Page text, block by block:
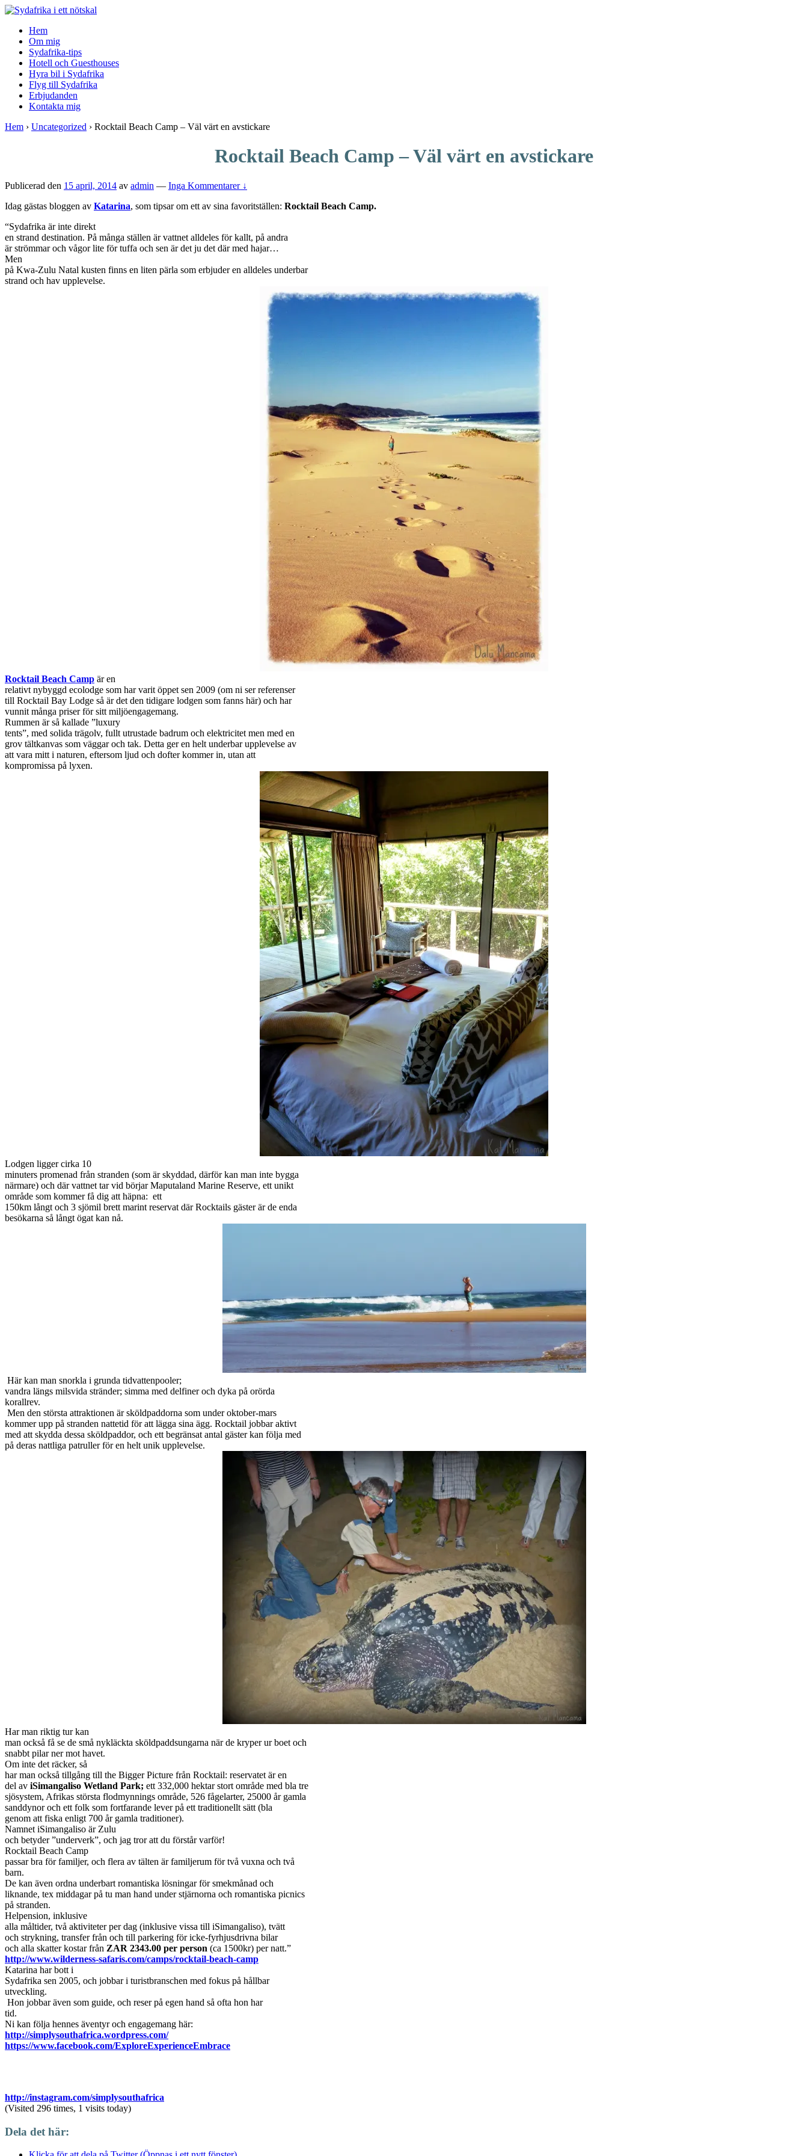
↓
Main
Content
Hem
Om mig
Sydafrika-tips
Hotell och Guesthouses
Hyra bil i Sydafrika
Flyg till Sydafrika
Erbjudanden
Kontakta mig
Hem › Uncategorized › Rocktail Beach Camp – Väl värt en avstickare
Rocktail Beach Camp – Väl värt en avstickare
Publicerad den 15 april, 2014 av admin — Inga Kommentarer ↓
Idag gästas bloggen av Katarina, som tipsar om ett av sina favoritställen: Rocktail Beach Camp.
“Sydafrika är inte direkt
en strand destination. På många ställen är vattnet alldeles för kallt, på andra
är strömmar och vågor lite för tuffa och sen är det ju det där med hajar…
Men
på Kwa-Zulu Natal kusten finns en liten pärla som erbjuder en alldeles underbar
strand och hav upplevelse.
Rocktail Beach Camp är en
relativt nybyggd ecolodge som har varit öppet sen 2009 (om ni ser referenser
till Rocktail Bay Lodge så är det den tidigare lodgen som fanns här) och har
vunnit många priser för sitt miljöengagemang.
Rummen är så kallade ”luxury
tents”, med solida trägolv, fullt utrustade badrum och elektricitet men med en
grov tältkanvas som väggar och tak. Detta ger en helt underbar upplevelse av
att vara mitt i naturen, eftersom ljud och dofter kommer in, utan att
kompromissa på lyxen.
Lodgen ligger cirka 10
minuters promenad från stranden (som är skyddad, därför kan man inte bygga
närmare) och där vattnet tar vid börjar Maputaland Marine Reserve, ett unikt
område som kommer få dig att häpna: ett
150km långt och 3 sjömil brett marint reservat där Rocktails gäster är de enda
besökarna så långt ögat kan nå.
Här kan man snorkla i grunda tidvattenpooler;
vandra längs milsvida stränder; simma med delfiner och dyka på orörda
korallrev.
Men den största attraktionen är sköldpaddorna som under oktober-mars
kommer upp på stranden nattetid för att lägga sina ägg. Rocktail jobbar aktivt
med att skydda dessa sköldpaddor, och ett begränsat antal gäster kan följa med
på deras nattliga patruller för en helt unik upplevelse.
Har man riktig tur kan
man också få se de små nykläckta sköldpaddsungarna när de kryper ur boet och
snabbt pilar ner mot havet.
Om inte det räcker, så
har man också tillgång till the Bigger Picture från Rocktail: reservatet är en
del av iSimangaliso Wetland Park; ett 332,000 hektar stort område med bla tre
sjösystem, Afrikas största flodmynnings område, 526 fågelarter, 25000 år gamla
sanddynor och ett folk som fortfarande lever på ett traditionellt sätt (bla
genom att fiska enligt 700 år gamla traditioner).
Namnet iSimangaliso är Zulu
och betyder ”underverk”, och jag tror att du förstår varför!
Rocktail Beach Camp
passar bra för familjer, och flera av tälten är familjerum för två vuxna och två
barn.
De kan även ordna underbart romantiska lösningar för smekmånad och
liknande, tex middagar på tu man hand under stjärnorna och romantiska picnics
på stranden.
Helpension, inklusive
alla måltider, två aktiviteter per dag (inklusive vissa till iSimangaliso), tvätt
och strykning, transfer från och till parkering för icke-fyrhjusdrivna bilar
och alla skatter kostar från ZAR 2343.00 per person (ca 1500kr) per natt.”
http://www.wilderness-safaris.com/camps/rocktail-beach-camp
Katarina har bott i
Sydafrika sen 2005, och jobbar i turistbranschen med fokus på hållbar
utveckling.
Hon jobbar även som guide, och reser på egen hand så ofta hon har
tid.
Ni kan följa hennes äventyr och engagemang här:
http://simplysouthafrica.wordpress.com/
https://www.facebook.com/ExploreExperienceEmbrace
http://instagram.com/simplysouthafrica
(Visited 296 times, 1 visits today)
Dela det här: